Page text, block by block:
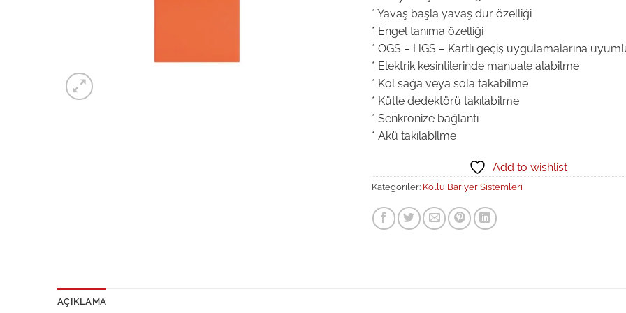
* Yavaş başla yavaş dur özelliği
* Engel tanıma özelliği
* OGS – HGS – Kartlı geçiş uygulamalarına
* Elektrik kesintilerinde manuale alabilme
* Kol sağa veya sola takabilme
* Kütle dedektörü takılabilme
* Senkronize bağlantı
* Akü takılabilme
Add to wishlist
Kategoriler: Kollu Bariyer Sistemleri
AÇIKLAMA